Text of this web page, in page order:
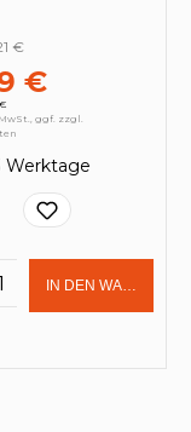
€
€
ggf. zzgl.
Werktage
Anzahl:
IN DEN